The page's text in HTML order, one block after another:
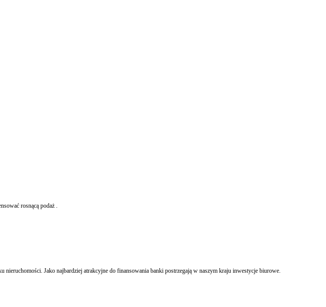
rosnącą podaż .
Jako najbardziej atrakcyjne do finansowania banki postrzegają w naszym kraju inwestycje biurowe.